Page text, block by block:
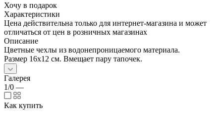
Хочу в подарок
Характеристики
Цена действительна только для интернет-магазина и может
отличаться от цен в розничных магазинах
Описание
Цветные чехлы из водонепроницаемого материала.
Размер 16x12 см. Вмещает пару тапочек.
Галерея
1/0 —
Как купить